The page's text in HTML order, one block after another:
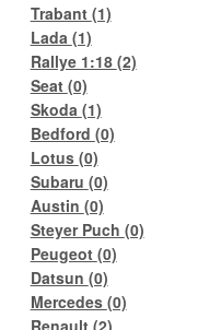
Trabant (1)
Lada (1)
Rallye 1:18 (2)
Seat (0)
Skoda (1)
Bedford (0)
Lotus (0)
Subaru (0)
Austin (0)
Steyer Puch (0)
Peugeot (0)
Datsun (0)
Mercedes (0)
Renault (2)